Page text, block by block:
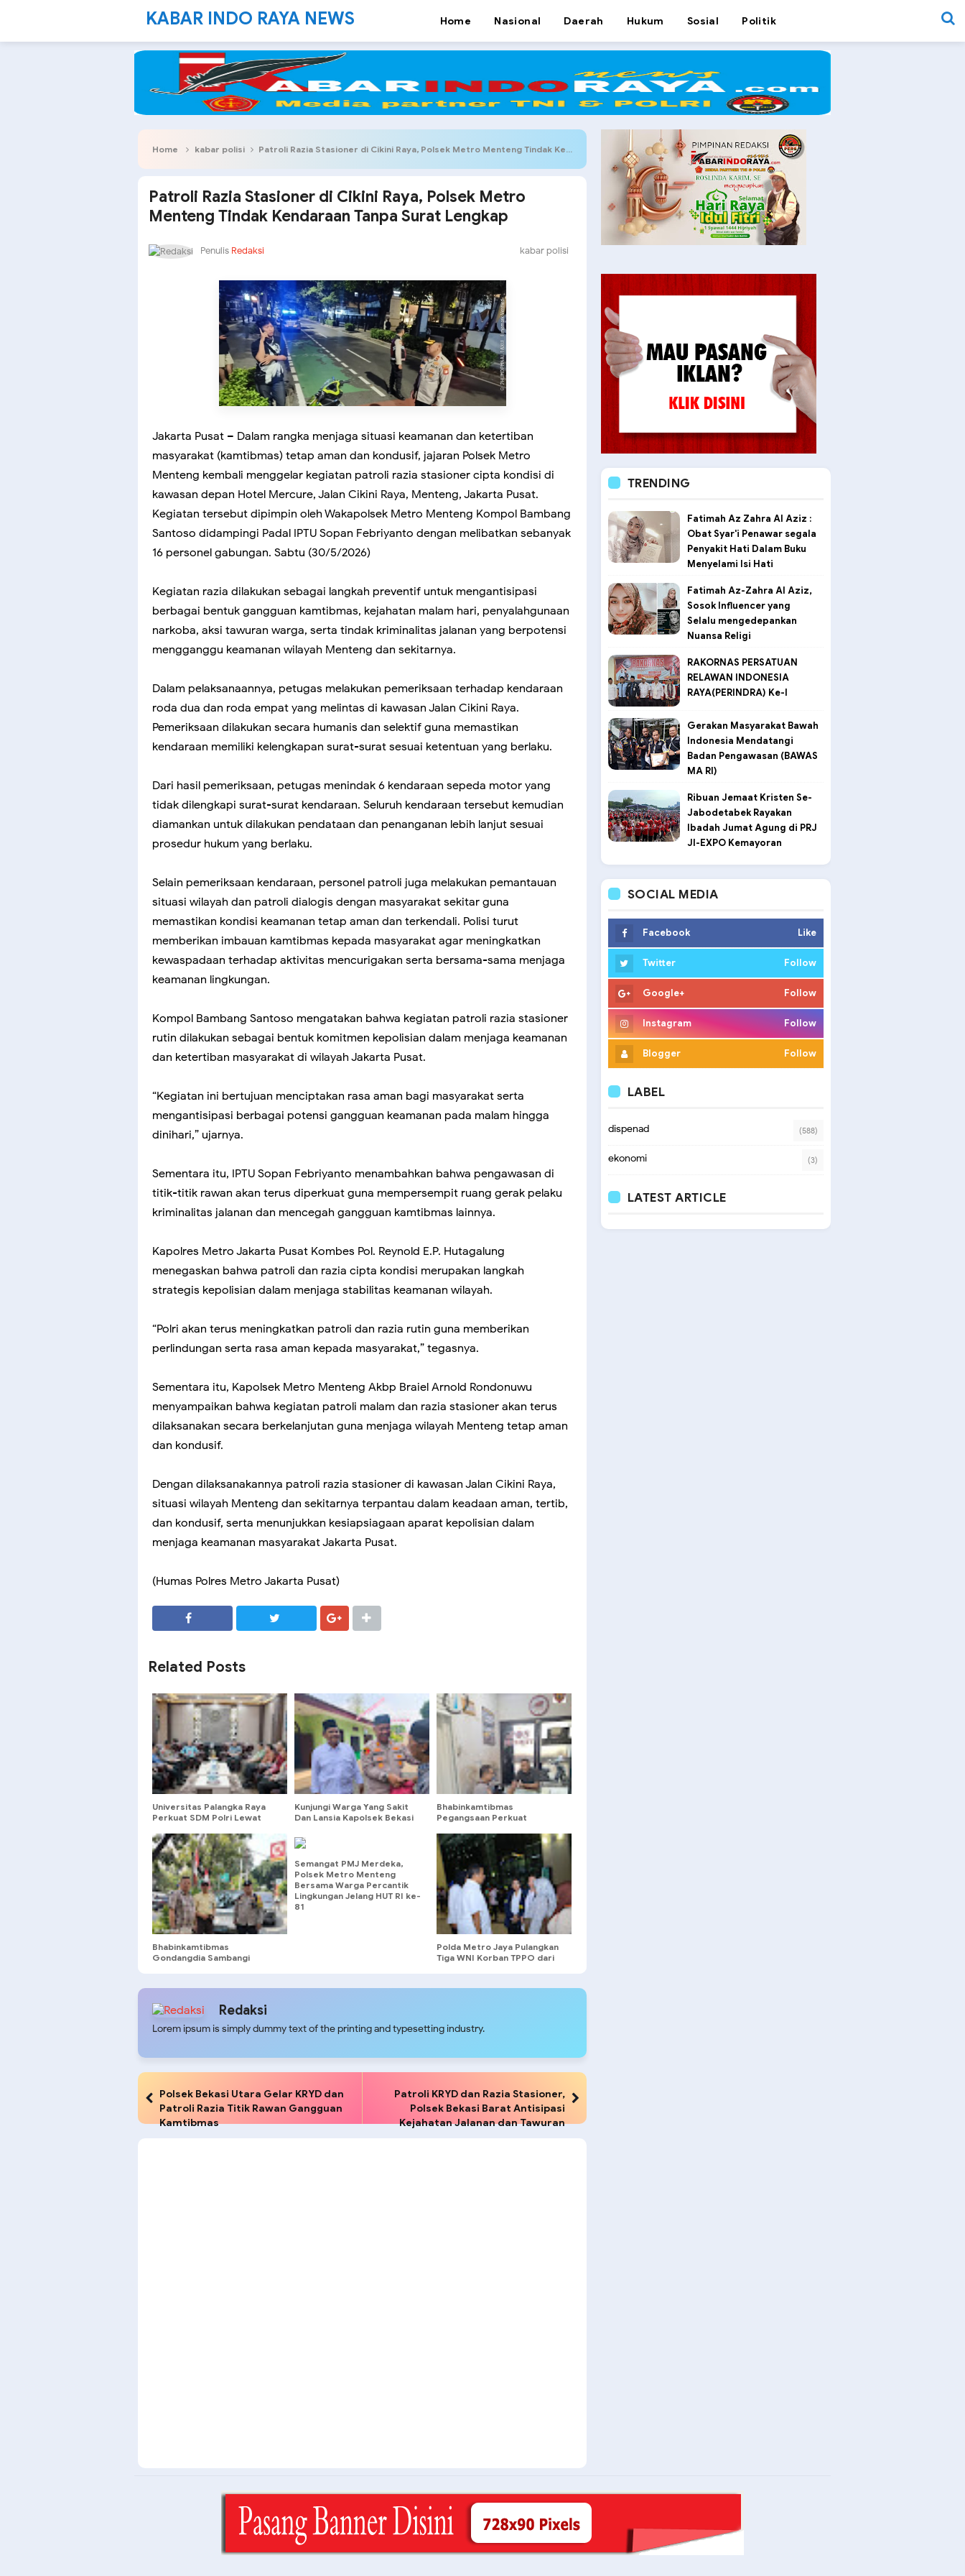
KABAR INDO RAYA NEWS Home Nasional Daerah Hukum Sosial Politik
Home kabar polisi Patroli Razia Stasioner di Cikini Raya, Polsek Metro Menteng Tindak Kendaraan Tanpa Surat Lengkap
Patroli Razia Stasioner di Cikini Raya, Polsek Metro
Menteng Tindak Kendaraan Tanpa Surat Lengkap
Penulis Redaksi kabar polisi
Jakarta Pusat – Dalam rangka menjaga situasi keamanan dan ketertiban
masyarakat (kamtibmas) tetap aman dan kondusif, jajaran Polsek Metro
Menteng kembali menggelar kegiatan patroli razia stasioner cipta kondisi di
kawasan depan Hotel Mercure, Jalan Cikini Raya, Menteng, Jakarta Pusat.
Kegiatan tersebut dipimpin oleh Wakapolsek Metro Menteng Kompol Bambang
Santoso didampingi Padal IPTU Sopan Febriyanto dengan melibatkan sebanyak
16 personel gabungan. Sabtu (30/5/2026)
Kegiatan razia dilakukan sebagai langkah preventif untuk mengantisipasi
berbagai bentuk gangguan kamtibmas, kejahatan malam hari, penyalahgunaan
narkoba, aksi tawuran warga, serta tindak kriminalitas jalanan yang berpotensi
mengganggu keamanan wilayah Menteng dan sekitarnya.
Dalam pelaksanaannya, petugas melakukan pemeriksaan terhadap kendaraan
roda dua dan roda empat yang melintas di kawasan Jalan Cikini Raya.
Pemeriksaan dilakukan secara humanis dan selektif guna memastikan
kendaraan memiliki kelengkapan surat-surat sesuai ketentuan yang berlaku.
Dari hasil pemeriksaan, petugas menindak 6 kendaraan sepeda motor yang
tidak dilengkapi surat-surat kendaraan. Seluruh kendaraan tersebut kemudian
diamankan untuk dilakukan pendataan dan penanganan lebih lanjut sesuai
prosedur hukum yang berlaku.
Selain pemeriksaan kendaraan, personel patroli juga melakukan pemantauan
situasi wilayah dan patroli dialogis dengan masyarakat sekitar guna
memastikan kondisi keamanan tetap aman dan terkendali. Polisi turut
memberikan imbauan kamtibmas kepada masyarakat agar meningkatkan
kewaspadaan terhadap aktivitas mencurigakan serta bersama-sama menjaga
keamanan lingkungan.
Kompol Bambang Santoso mengatakan bahwa kegiatan patroli razia stasioner
rutin dilakukan sebagai bentuk komitmen kepolisian dalam menjaga keamanan
dan ketertiban masyarakat di wilayah Jakarta Pusat.
“Kegiatan ini bertujuan menciptakan rasa aman bagi masyarakat serta
mengantisipasi berbagai potensi gangguan keamanan pada malam hingga
dinihari,” ujarnya.
Sementara itu, IPTU Sopan Febriyanto menambahkan bahwa pengawasan di
titik-titik rawan akan terus diperkuat guna mempersempit ruang gerak pelaku
kriminalitas jalanan dan mencegah gangguan kamtibmas lainnya.
Kapolres Metro Jakarta Pusat Kombes Pol. Reynold E.P. Hutagalung
menegaskan bahwa patroli dan razia cipta kondisi merupakan langkah
strategis kepolisian dalam menjaga stabilitas keamanan wilayah.
“Polri akan terus meningkatkan patroli dan razia rutin guna memberikan
perlindungan serta rasa aman kepada masyarakat,” tegasnya.
Sementara itu, Kapolsek Metro Menteng Akbp Braiel Arnold Rondonuwu
menyampaikan bahwa kegiatan patroli malam dan razia stasioner akan terus
dilaksanakan secara berkelanjutan guna menjaga wilayah Menteng tetap aman
dan kondusif.
Dengan dilaksanakannya patroli razia stasioner di kawasan Jalan Cikini Raya,
situasi wilayah Menteng dan sekitarnya terpantau dalam keadaan aman, tertib,
dan kondusif, serta menunjukkan kesiapsiagaan aparat kepolisian dalam
menjaga keamanan masyarakat Jakarta Pusat.
(Humas Polres Metro Jakarta Pusat)
Related Posts
Universitas Palangka Raya
Perkuat SDM Polri Lewat
Kunjungi Warga Yang Sakit
Dan Lansia Kapolsek Bekasi
Bhabinkamtibmas
Pegangsaan Perkuat
Cikini
Bhabinkamtibmas
Gondangdia Sambangi
Makan Siang
Semangat PMJ Merdeka,
Polsek Metro Menteng
Bersama Warga Percantik
Lingkungan Jelang HUT RI ke-
81
Polda Metro Jaya Pulangkan
Tiga WNI Korban TPPO dari
Redaksi
Lorem ipsum is simply dummy text of the printing and typesetting industry.
Polsek Bekasi Utara Gelar KRYD dan
Patroli Razia Titik Rawan Gangguan
Kamtibmas
Patroli KRYD dan Razia Stasioner,
Polsek Bekasi Barat Antisipasi
Kejahatan Jalanan dan Tawuran
TRENDING
Fatimah Az Zahra Al Aziz :
Obat Syar'i Penawar segala
Penyakit Hati Dalam Buku
Menyelami Isi Hati
Fatimah Az-Zahra Al Aziz,
Sosok Influencer yang
Selalu mengedepankan
Nuansa Religi
RAKORNAS PERSATUAN
RELAWAN INDONESIA
RAYA(PERINDRA) Ke-I
Gerakan Masyarakat Bawah
Indonesia Mendatangi
Badan Pengawasan (BAWAS
MA RI)
Ribuan Jemaat Kristen Se-
Jabodetabek Rayakan
Ibadah Jumat Agung di PRJ
JI-EXPO Kemayoran
SOCIAL MEDIA
Facebook Like
Twitter Follow
Google+ Follow
Instagram Follow
Blogger Follow
LABEL
dispenad (588)
ekonomi (3)
LATEST ARTICLE